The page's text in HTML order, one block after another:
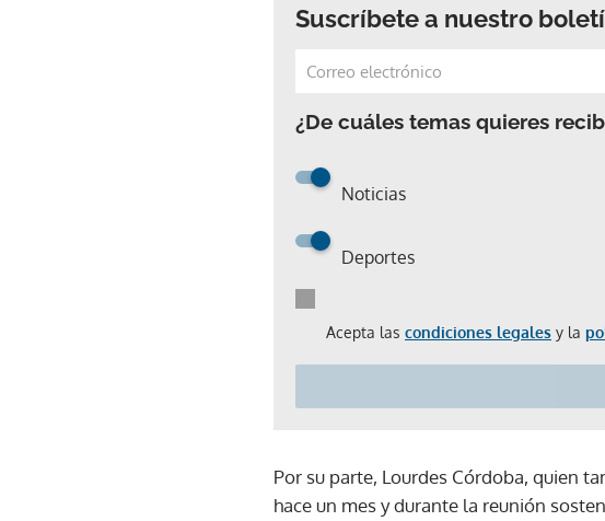
Suscríbete a nuestro
¿De cuáles temas quieres
Noticias
Deportes
Acepta las condiciones legales y la
Por su parte, Lourdes Córdoba, quien
hace un mes y durante la reunión